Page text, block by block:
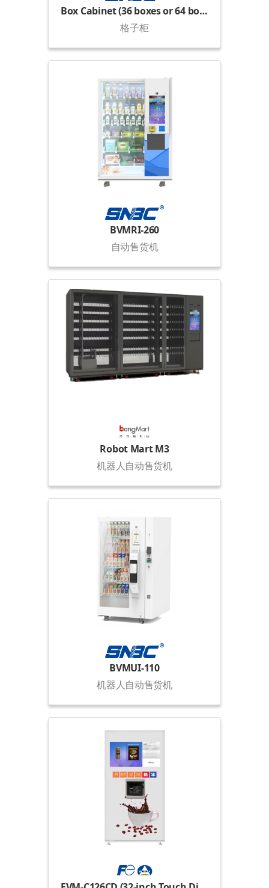
Box Cabinet (36 boxes or 64 boxes)
格子柜
BVMRI-260
自动售货机
Robot Mart M3
机器人自动售货机
BVMUI-110
机器人自动售货机